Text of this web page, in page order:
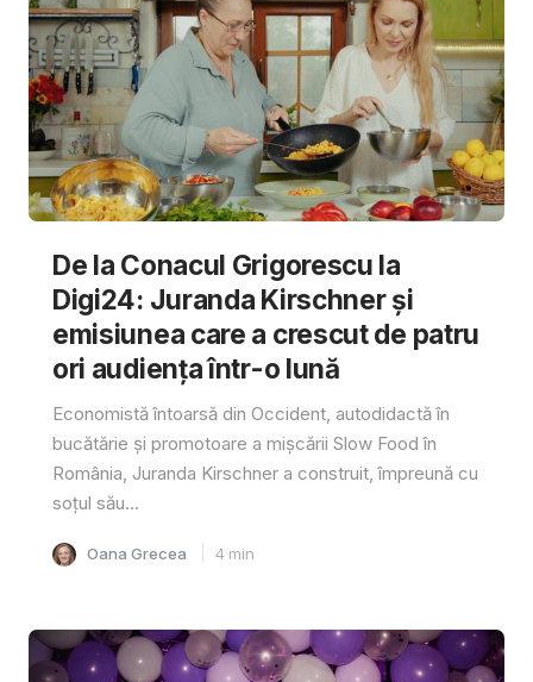
De la Conacul Grigorescu la
Digi24: Juranda Kirschner și
emisiunea care a crescut de patru
ori audiența într-o lună
Economistă întoarsă din Occident, autodidactă în
bucătărie și promotoare a mișcării Slow Food în
România, Juranda Kirschner a construit, împreună cu
soțul său...
Oana Grecea 4 min